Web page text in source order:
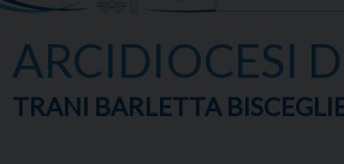
ARCIDIOCESI
TRANI BARLETTA